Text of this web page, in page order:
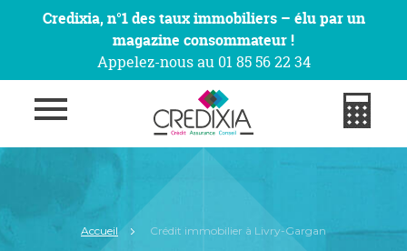
Credixia, n°1 des taux immobiliers – élu par un
magazine consommateur !
Appelez-nous au 01 85 56 22 34
Accueil Crédit immobilier à Livry-Gargan